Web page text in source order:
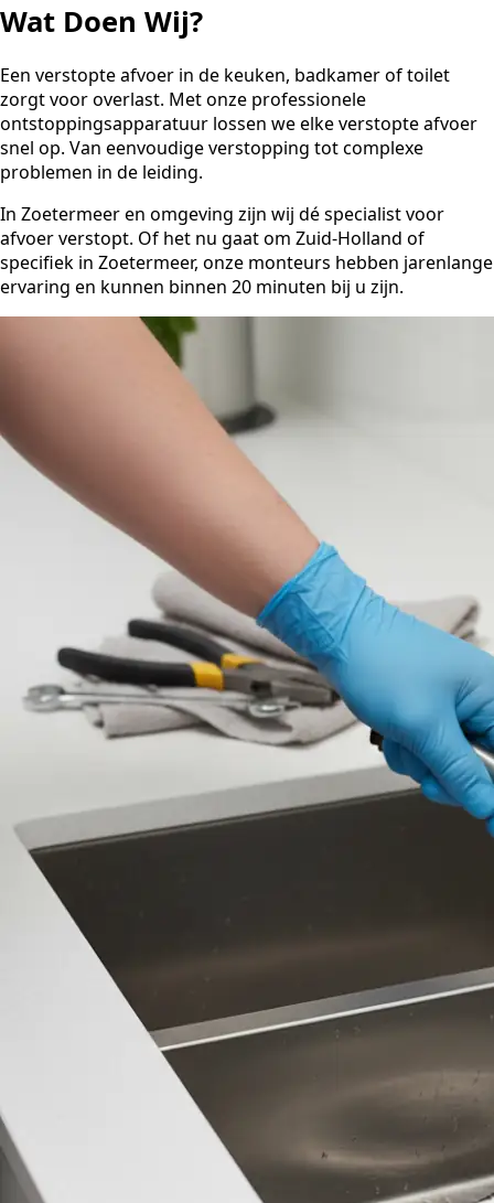
Wat Doen Wij?
Een verstopte afvoer in de keuken, badkamer of toilet
zorgt voor overlast. Met onze professionele
ontstoppingsapparatuur lossen we elke verstopte afvoer
snel op. Van eenvoudige verstopping tot complexe
problemen in de leiding.
In Zoetermeer en omgeving zijn wij dé specialist voor
afvoer verstopt. Of het nu gaat om Zuid-Holland of
specifiek in Zoetermeer, onze monteurs hebben jarenlange
ervaring en kunnen binnen 20 minuten bij u zijn.